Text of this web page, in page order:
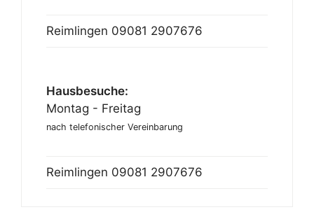
Reimlingen 09081 2907676
Hausbesuche:
Montag - Freitag
nach telefonischer Vereinbarung
Reimlingen 09081 2907676